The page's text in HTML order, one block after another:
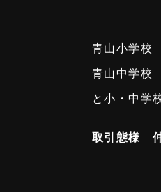
青山小学
青山中学
と小・中学
取引態様